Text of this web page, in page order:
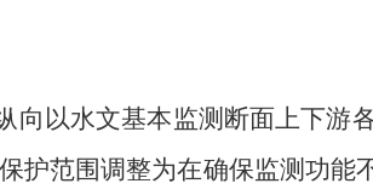
向以水文基本监测断面上下游
护范围调整为在确保监测功能